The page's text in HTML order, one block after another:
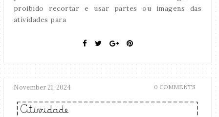
proibido recortar e usar partes ou imagens das
atividades para
November 21, 2024 0 COMMENTS